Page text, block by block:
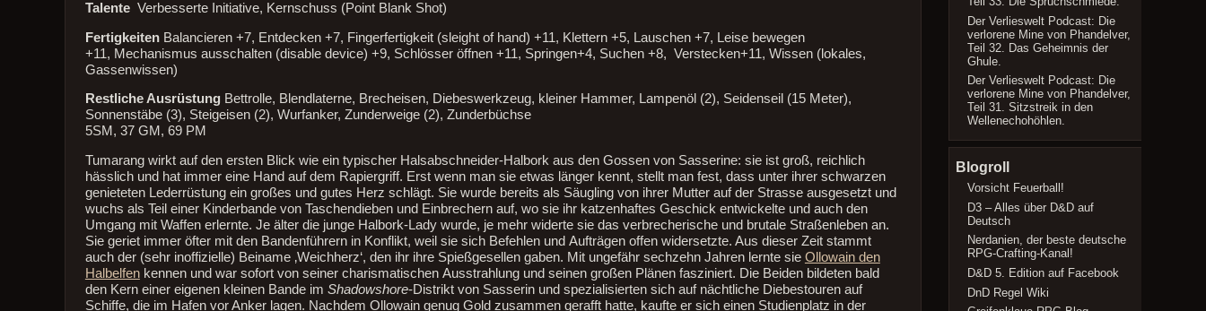
TalenteVerbesserte Initiative, Kernschuss (Point Blank Shot)
Fertigkeiten Balancieren +7, Entdecken +7, Fingerfertigkeit (sleight of hand) +11, Klettern +5, Lauschen +7, Leise bewegen
+11, Mechanismus ausschalten (disable device) +9, Schlösser öffnen +11, Springen+4, Suchen +8, Verstecken+11, Wissen (lokales,
Gassenwissen)
Restliche AusrüstungBettrolle, Blendlaterne, Brecheisen, Diebeswerkzeug, kleiner Hammer, Lampenöl (2), Seidenseil (15 Meter),
Sonnenstäbe (3), Steigeisen (2), Wurfanker, Zunderweige (2), Zunderbüchse
5SM, 37 GM, 69 PM
Tumarang wirkt auf den ersten Blick wie ein typischer Halsabschneider-Halbork aus den Gossen von Sasserine: sie ist groß, reichlich
hässlich und hat immer eine Hand auf dem Rapiergriff. Erst wenn man sie etwas länger kennt, stellt man fest, dass unter ihrer schwarzen
genieteten Lederrüstung ein großes und gutes Herz schlägt. Sie wurde bereits als Säugling von ihrer Mutter auf der Strasse ausgesetzt und
wuchs als Teil einer Kinderbande von Taschendieben und Einbrechern auf, wo sie ihr katzenhaftes Geschick entwickelte und auch den
Umgang mit Waffen erlernte. Je älter die junge Halbork-Lady wurde, je mehr widerte sie das verbrecherische und brutale Straßenleben an.
Sie geriet immer öfter mit den Bandenführern in Konflikt, weil sie sich Befehlen und Aufträgen offen widersetzte. Aus dieser Zeit stammt
auch der (sehr inoffizielle) Beiname ‚Weichherz‘, den ihr ihre Spießgesellen gaben. Mit ungefähr sechzehn Jahren lernte sie Ollowain den
Halbelfenkennen und war sofort von seiner charismatischen Ausstrahlung und seinen großen Plänen fasziniert. Die Beiden bildeten bald
den Kern einer eigenen kleinen Bande im Shadowshore-Distrikt von Sasserin und spezialisierten sich auf nächtliche Diebestouren auf
Schiffe, die im Hafen vor Anker lagen. Nachdem Ollowain genug Gold zusammen gerafft hatte, kaufte er sich einen Studienplatz in der
Der Verlieswelt Podcast: Die
verlorene Mine von Phandelver,
Teil 32. Das Geheimnis der
Ghule.
Der Verlieswelt Podcast: Die
verlorene Mine von Phandelver,
Teil 31. Sitzstreik in den
Wellenechohöhlen.
Blogroll
Vorsicht Feuerball!
D3 – Alles über D&D auf
Deutsch
Nerdanien, der beste deutsche
RPG-Crafting-Kanal!
D&D 5. Edition auf Facebook
DnD Regel Wiki